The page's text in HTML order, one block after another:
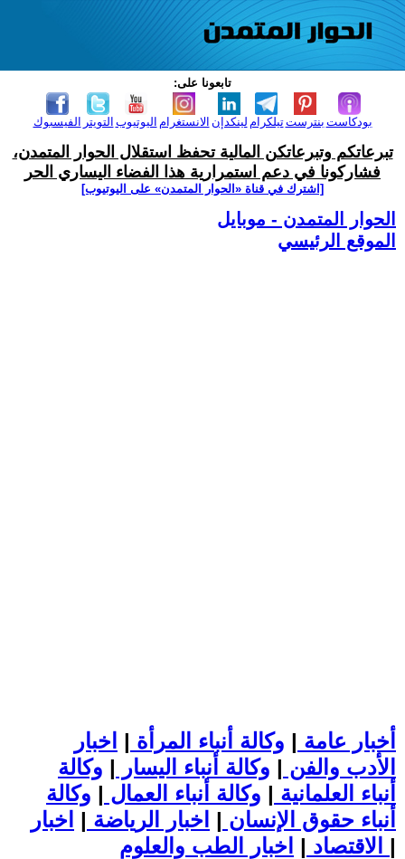
تابعونا على:
الفيسبوك التويتر اليوتيوب الانستغرام لينكدإن تيلكرامبنترست بودكاست
تبرعاتكم وتبرعاتكن المالية تحفظ استقلال الحوار المتمدن،
فشاركونا في دعم استمرارية هذا الفضاء اليساري الحر
[اشترك في قناة ‫«الحوار المتمدن» على اليوتيوب]
الحوار المتمدن - موبايل
الموقع الرئيسي
أخبار عامة | وكالة أنباء المرأة | اخبار
الأدب والفن | وكالة أنباء اليسار | وكالة
أنباء العلمانية | وكالة أنباء العمال | وكالة
أنباء حقوق الإنسان | اخبار الرياضة | اخبار
الاقتصاد | |